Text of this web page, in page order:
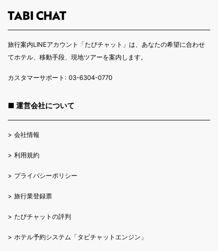
旅行案内LINEアカウント「たびチャット」は、あなたの希望に合わせ
てホテル、移動手段、現地ツアーを案内します。
カスタマーサポート: 03-6304-0770
■ 運営会社について
> 会社情報
> 利用規約
> プライバシーポリシー
> 旅行業登録票
> たびチャットの評判
> ホテル予約システム「タビチャットエンジン」